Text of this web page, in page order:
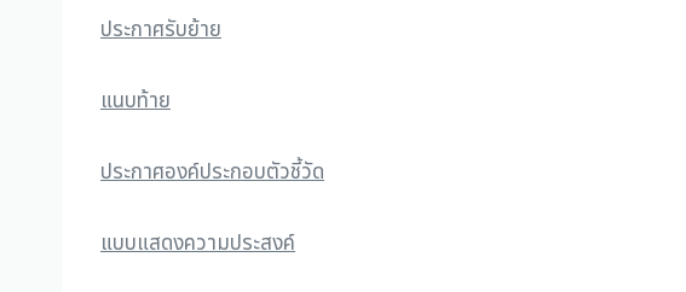
ประกาศรับย้าย
แนบท้าย
ประกาศองค์ประกอบตัวชี้วัด
แบบแสดงความประสงค์